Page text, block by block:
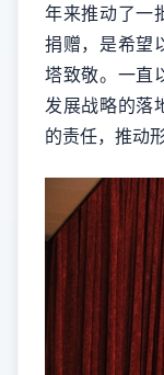
年来推动了一
捐赠，是希望
塔致敬。一直
发展战略的落
的责任，推动